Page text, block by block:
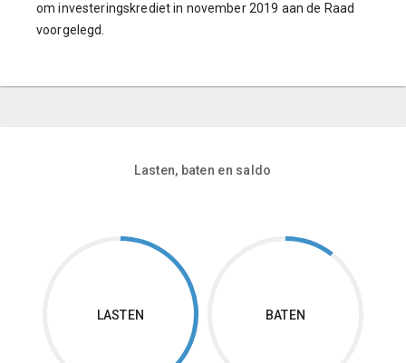
om investeringskrediet in november 2019 aan de Raad
voorgelegd.
Lasten, baten en saldo
LASTEN BATEN